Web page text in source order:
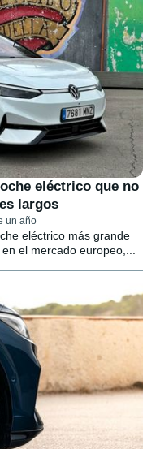
eléctrico que no
largos
un año
eléctrico más grande
el mercado europeo,...